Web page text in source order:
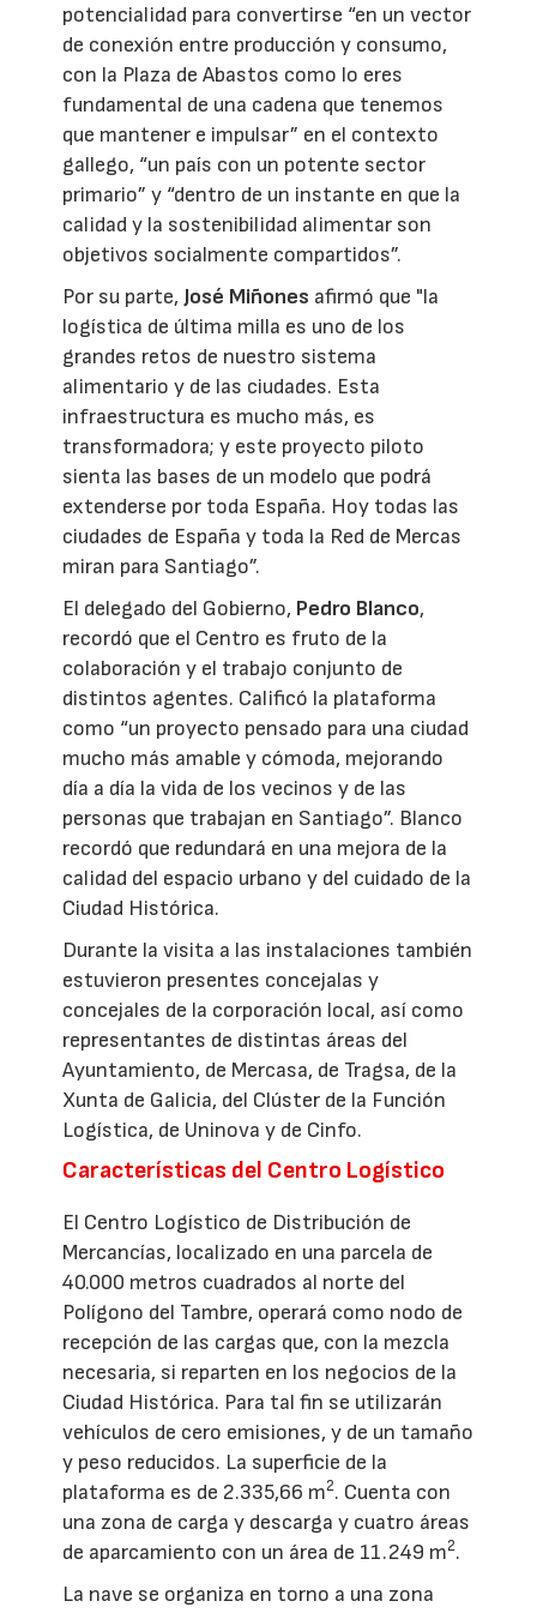
potencialidad para convertirse “en un vector
de conexión entre producción y consumo,
con la Plaza de Abastos como lo eres
fundamental de una cadena que tenemos
que mantener e impulsar” en el contexto
gallego, “un país con un potente sector
primario” y “dentro de un instante en que la
calidad y la sostenibilidad alimentar son
objetivos socialmente compartidos”.
Por su parte, José Miñones afirmó que "la
logística de última milla es uno de los
grandes retos de nuestro sistema
alimentario y de las ciudades. Esta
infraestructura es mucho más, es
transformadora; y este proyecto piloto
sienta las bases de un modelo que podrá
extenderse por toda España. Hoy todas las
ciudades de España y toda la Red de Mercas
miran para Santiago”.
El delegado del Gobierno, Pedro Blanco,
recordó que el Centro es fruto de la
colaboración y el trabajo conjunto de
distintos agentes. Calificó la plataforma
como “un proyecto pensado para una ciudad
mucho más amable y cómoda, mejorando
día a día la vida de los vecinos y de las
personas que trabajan en Santiago”. Blanco
recordó que redundará en una mejora de la
calidad del espacio urbano y del cuidado de la
Ciudad Histórica.
Durante la visita a las instalaciones también
estuvieron presentes concejalas y
concejales de la corporación local, así como
representantes de distintas áreas del
Ayuntamiento, de Mercasa, de Tragsa, de la
Xunta de Galicia, del Clúster de la Función
Logística, de Uninova y de Cinfo.
Características del Centro Logístico
El Centro Logístico de Distribución de
Mercancías, localizado en una parcela de
40.000 metros cuadrados al norte del
Polígono del Tambre, operará como nodo de
recepción de las cargas que, con la mezcla
necesaria, si reparten en los negocios de la
Ciudad Histórica. Para tal fin se utilizarán
vehículos de cero emisiones, y de un tamaño
y peso reducidos. La superficie de la
plataforma es de 2.335,66 m2. Cuenta con
una zona de carga y descarga y cuatro áreas
de aparcamiento con un área de 11.249 m2.
La nave se organiza en torno a una zona